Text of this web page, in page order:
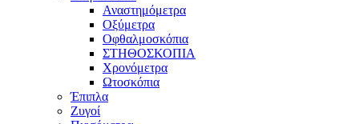
Αναστημόμετρα
Οξύμετρα
Οφθαλμοσκόπια
ΣΤΗΘΟΣΚΟΠΙΑ
Χρονόμετρα
Ωτοσκόπια
Έπιπλα
Ζυγοί